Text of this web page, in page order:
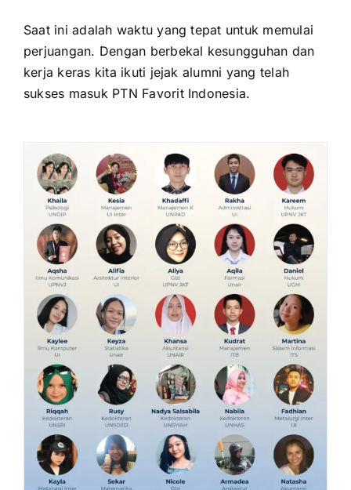
Saat ini adalah waktu yang tepat untuk memulai
perjuangan. Dengan berbekal kesungguhan dan
kerja keras kita ikuti jejak alumni yang telah
sukses masuk PTN Favorit Indonesia.